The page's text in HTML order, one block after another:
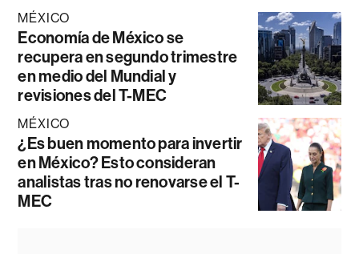
MÉXICO
Economía de México se
recupera en segundo trimestre
en medio del Mundial y
revisiones del T-MEC
MÉXICO
¿Es buen momento para invertir
en México? Esto consideran
analistas tras no renovarse el T-
MEC